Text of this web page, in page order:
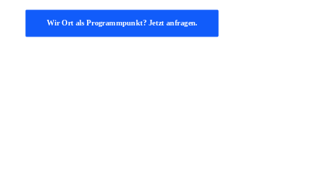
Wir Ort als Programmpunkt? Jetzt anfragen.